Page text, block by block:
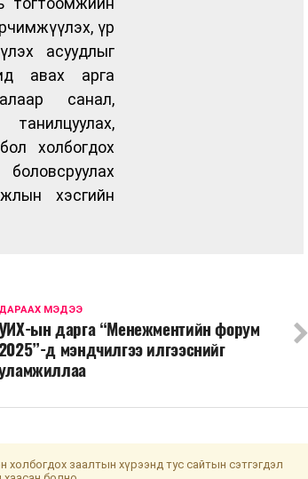
үр
асуудлыг
авах арга
санал,
холбогдох
хэсгийн
ДАРААХ МЭДЭЭ
ын дарга “Менежментийн форум
2025”-д мэндчилгээ илгээснийг
заалтын хүрээнд тус сайтын сэтгэгдэл